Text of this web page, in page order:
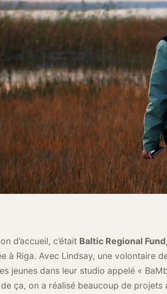
d’accueil, c’était Baltic Regional Fund
à Riga. Avec Lindsay, une volontaire
jeunes dans leur studio appelé «
ça, on a réalisé beaucoup de projets